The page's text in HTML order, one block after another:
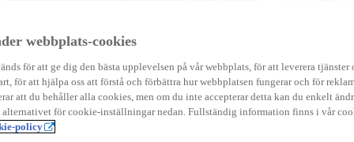
webbplats-cookies
för att ge dig den bästa upplevelsen på vår webbplats, för att leverera
för att hjälpa oss att förstå och förbättra hur webbplatsen fungerar och för
att du behåller alla cookies, men om du inte accepterar detta kan du enkelt
för cookie-inställningar nedan. Fullständig information finns i vår
policy